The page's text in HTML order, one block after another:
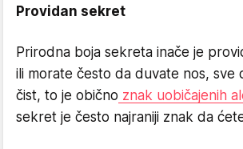
Providan sekret
Prirodna boja sekreta inače je
ili morate često da duvate nos, sve
čist, to je obično znak uobičajenih
sekret je često najraniji znak da